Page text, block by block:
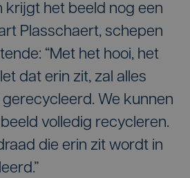
krijgt het beeld nog een
Plasschaert, schepen
“Met het hooi, het
dat erin zit, zal alles
We kunnen
volledig recycleren.
die erin zit wordt in